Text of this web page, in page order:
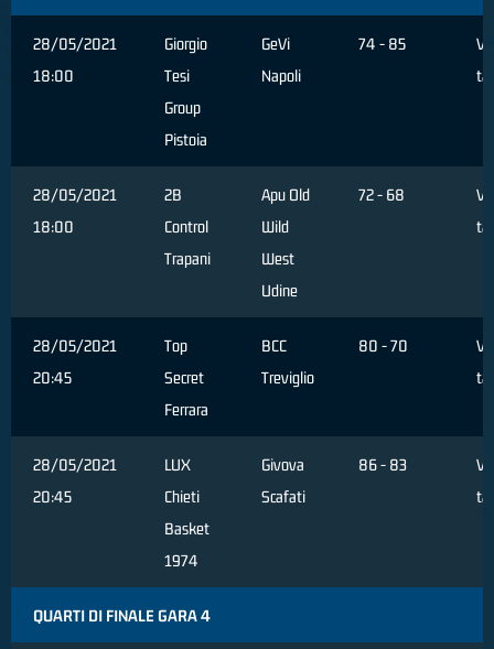
28/05/2021
18:00
Giorgio
Tesi
Group
Pistoia
GeVi
Napoli
74 - 85
28/05/2021
18:00
2B
Control
Trapani
Apu Old
Wild
West
Udine
72 - 68
28/05/2021
20:45
Top
Secret
Ferrara
BCC
Treviglio
80 - 70
28/05/2021
20:45
LUX
Chieti
Basket
1974
Givova
Scafati
86 - 83
QUARTI DI FINALE GARA 4